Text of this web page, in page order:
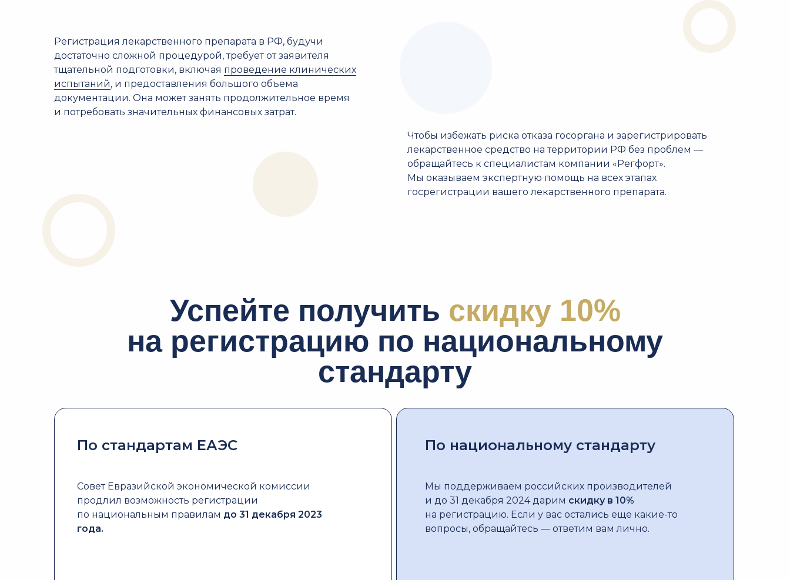
Регистрация лекарственного препарата в РФ, будучи
достаточно сложной процедурой, требует от заявителя
тщательной подготовки, включая проведение клинических
испытаний, и предоставления большого объема
документации. Она может занять продолжительное время
и потребовать значительных финансовых затрат.
Чтобы избежать риска отказа госоргана и зарегистрировать
лекарственное средство на территории РФ без проблем —
обращайтесь к специалистам компании «Регфорт».
Мы оказываем экспертную помощь на всех этапах
госрегистрации вашего лекарственного препарата.
Успейте получить скидку 10%
на регистрацию по национальному
стандарту
По национальному стандарту
Мы поддерживаем российских производителей
и до 31 декабря 2024 дарим скидку в 10%
на регистрацию. Если у вас остались еще какие-то
вопросы, обращайтесь — ответим вам лично.
По стандартам ЕАЭС
Совет Евразийской экономической комиссии
продлил возможность регистрации
по национальным правилам до 31 декабря 2023
года.